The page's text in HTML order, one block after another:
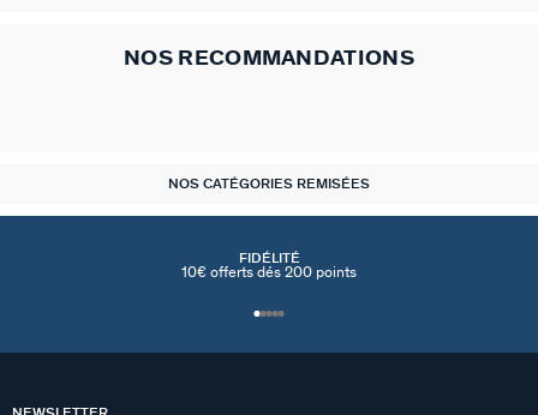
NOS RECOMMANDATIONS
NOS CATÉGORIES REMISÉES
FIDÉLITÉ
10€ offerts dés 200 points